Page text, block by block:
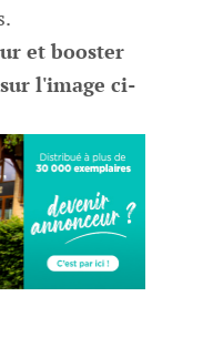
et booster
l'image ci-